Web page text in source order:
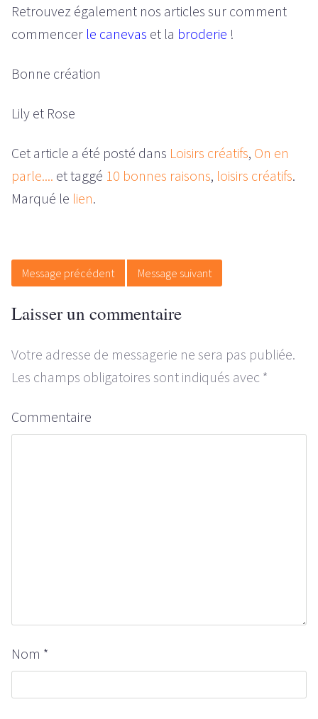
Retrouvez également nos articles sur comment
commencer le canevas et la broderie !
Bonne création
Lily et Rose
Cet article a été posté dans Loisirs créatifs, On en
parle.... et taggé 10 bonnes raisons, loisirs créatifs.
Marqué le lien.
Message précédent Message suivant
Laisser un commentaire
Votre adresse de messagerie ne sera pas publiée.
Les champs obligatoires sont indiqués avec *
Commentaire
Nom *